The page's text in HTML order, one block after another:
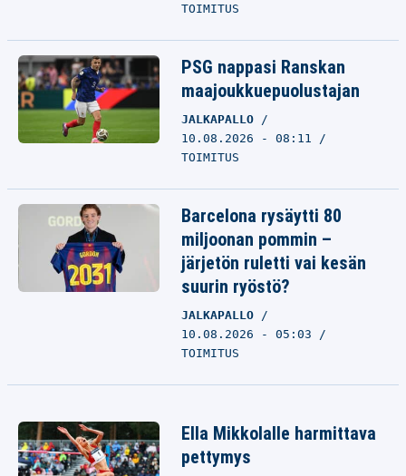
TOIMITUS
PSG nappasi Ranskan
maajoukkuepuolustajan
JALKAPALLO
10.08.2026 - 08:11
TOIMITUS
Barcelona rysäytti 80
miljoonan pommin –
järjetön ruletti vai kesän
suurin ryöstö?
JALKAPALLO
10.08.2026 - 05:03
TOIMITUS
Ella Mikkolalle harmittava
pettymys